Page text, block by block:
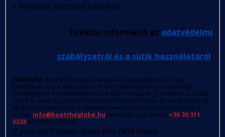
* A mezők kitöltése kötelező
További információ az adatvédelmi
szabályzatról és a sütik használatáról.
FIGYELEM: Kérésed fontos számunkra. Amennyiben az űrlap
beküldése után a weboldal nem kerül átirányításra és nem kapsz
visszaigazoló e-mailt (ellenőrizd a spam mappát is), frissítsd az oldalt,
töltsd ki ismét az űrlapot és küldd el megint! Abban az esetben, ha az
újbóli próbálkozásod is sikertelen, vedd fel a kapcsolatot velünk e-
mailen info@boattheglobe.hu keresztül, vagy hívd a +36 30 311
3328-as telefonszámot.
If you are human, leave this field blank.